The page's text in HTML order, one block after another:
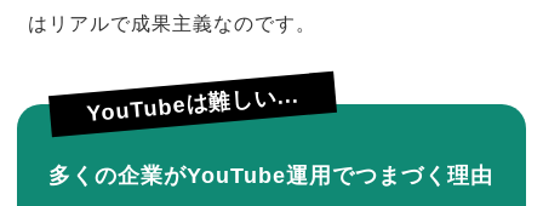
はリアルで成果主義なのです。
YouTubeは難しい...
多くの企業がYouTube運用でつまづく理由